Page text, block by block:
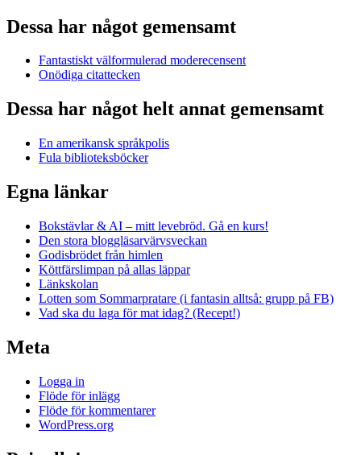
Dessa har något gemensamt
Fantastiskt välformulerad moderecensent
Onödiga citattecken
Dessa har något helt annat gemensamt
En amerikansk språkpolis
Fula biblioteksböcker
Egna länkar
Bokstävlar & AI – mitt levebröd. Gå en kurs!
Den stora bloggläsarvärvsveckan
Godisbrödet från himlen
Köttfärslimpan på allas läppar
Länkskolan
Lotten som Sommarpratare (i fantasin alltså: grupp på FB)
Vad ska du laga för mat idag? (Recept!)
Meta
Logga in
Flöde för inlägg
Flöde för kommentarer
WordPress.org